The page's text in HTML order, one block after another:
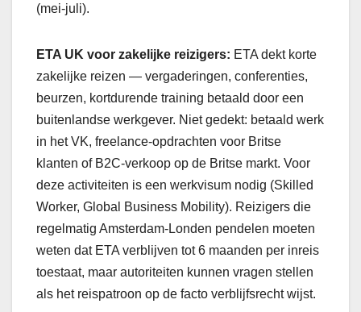
(mei-juli).
ETA UK voor zakelijke reizigers: ETA dekt korte
zakelijke reizen — vergaderingen, conferenties,
beurzen, kortdurende training betaald door een
buitenlandse werkgever. Niet gedekt: betaald werk
in het VK, freelance-opdrachten voor Britse
klanten of B2C-verkoop op de Britse markt. Voor
deze activiteiten is een werkvisum nodig (Skilled
Worker, Global Business Mobility). Reizigers die
regelmatig Amsterdam-Londen pendelen moeten
weten dat ETA verblijven tot 6 maanden per inreis
toestaat, maar autoriteiten kunnen vragen stellen
als het reispatroon op de facto verblijfsrecht wijst.